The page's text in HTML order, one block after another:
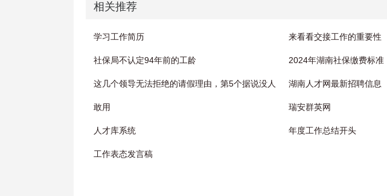
相关推荐
学习工作简历 来看看交接工作的重要性
社保局不认定94年前的工龄 2024年湖南社保缴费标准
这几个领导无法拒绝的请假理由，第5个据说没人
敢用
湖南人才网最新招聘信息
瑞安群英网
人才库系统 年度工作总结开头
工作表态发言稿